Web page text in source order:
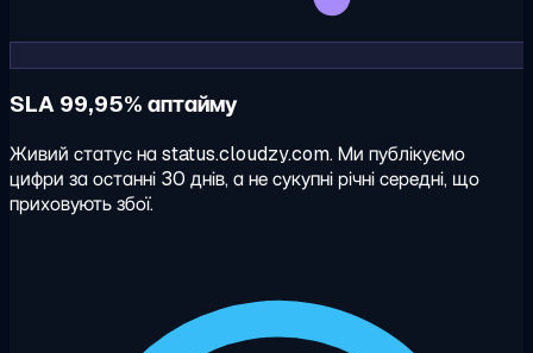
SLA 99,95% аптайму
Живий статус на status.cloudzy.com. Ми публікуємо
цифри за останні 30 днів, а не сукупні річні середні, що
приховують збої.